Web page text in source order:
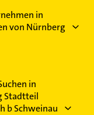
in
von Nürnberg
in
Stadtteil
b Schweinau